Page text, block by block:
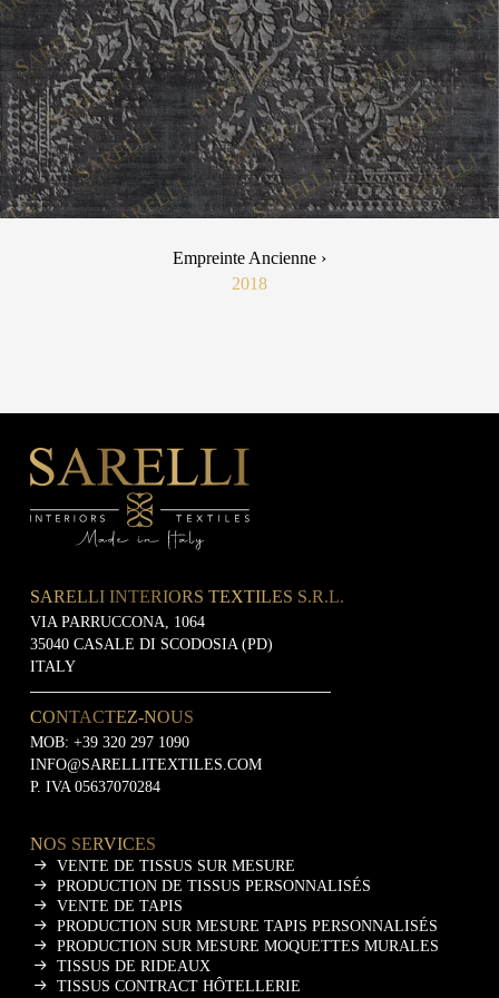
Empreinte Ancienne ›
2018
SARELLI INTERIORS TEXTILES S.R.L.
VIA PARRUCCONA, 1064
35040 CASALE DI SCODOSIA (PD)
ITALY
CONTACTEZ-NOUS
MOB: +39 320 297 1090
INFO@SARELLITEXTILES.COM
P. IVA 05637070284
NOS SERVICES
VENTE DE TISSUS SUR MESURE
PRODUCTION DE TISSUS PERSONNALISÉS
VENTE DE TAPIS
PRODUCTION SUR MESURE TAPIS PERSONNALISÉS
PRODUCTION SUR MESURE MOQUETTES MURALES
TISSUS DE RIDEAUX
TISSUS CONTRACT HÔTELLERIE